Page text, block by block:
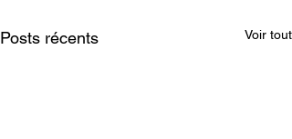
Posts récents Voir tout